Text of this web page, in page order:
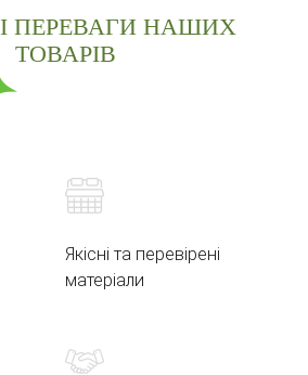
ПЕРЕВАГИ НАШИХ
ТОВАРІВ
Якісні та перевірені
матеріали